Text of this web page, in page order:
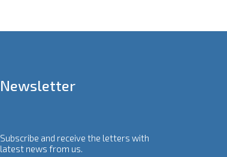
Newsletter
Subscribe and receive the letters with
latest news from us.